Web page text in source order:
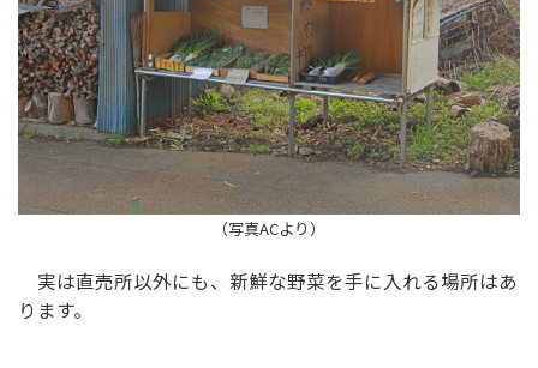
（写真ACより）
実は直売所以外にも、新鮮な野菜を手に入れる場所はあ
ります。